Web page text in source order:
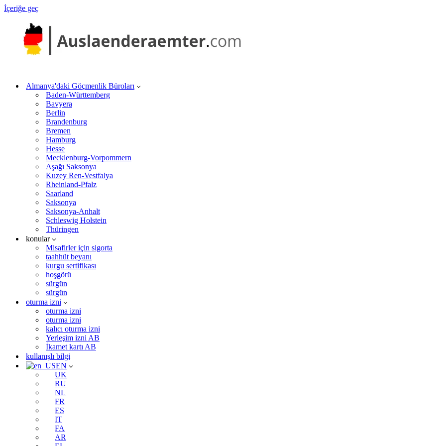
İçeriğe geç
Almanya'daki Göçmenlik Büroları
Baden-Württemberg
Bavyera
Berlin
Brandenburg
Bremen
Hamburg
Hesse
Mecklenburg-Vorpommern
Aşağı Saksonya
Kuzey Ren-Vestfalya
Rheinland-Pfalz
Saarland
Saksonya
Saksonya-Anhalt
Schleswig Holstein
Thüringen
konular
Misafirler için sigorta
taahhüt beyanı
kurgu sertifikası
hoşgörü
sürgün
sürgün
oturma izni
oturma izni
oturma izni
kalıcı oturma izni
Yerleşim izni AB
İkamet kartı AB
kullanışlı bilgi
EN
UK
RU
NL
FR
ES
IT
FA
AR